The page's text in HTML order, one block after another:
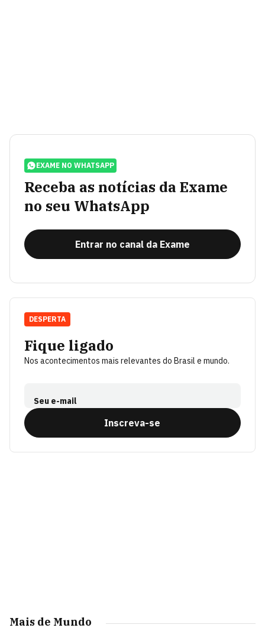
EXAME NO WHATSAPP
Receba as notícias da Exame
no seu WhatsApp
Entrar no canal da Exame
Fique ligado
Nos acontecimentos mais relevantes do Brasil e mundo.
Seu e-mail
Inscreva-se
DESPERTA
Mais de Mundo